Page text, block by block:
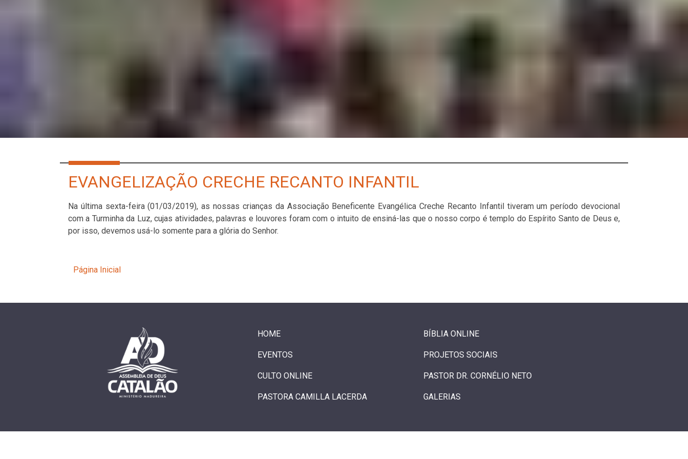
EVANGELIZAÇÃO CRECHE RECANTO INFANTIL
Na última sexta-feira (01/03/2019), as nossas crianças da Associação Beneficente Evangélica Creche Recanto Infantil tiveram um período devocional
com a Turminha da Luz, cujas atividades, palavras e louvores foram com o intuito de ensiná-las que o nosso corpo é templo do Espírito Santo de Deus e,
por isso, devemos usá-lo somente para a glória do Senhor.
Página Inicial
HOME BÍBLIA ONLINE
EVENTOS PROJETOS SOCIAIS
CULTO ONLINE PASTOR DR. CORNÉLIO NETO
PASTORA CAMILLA LACERDA GALERIAS